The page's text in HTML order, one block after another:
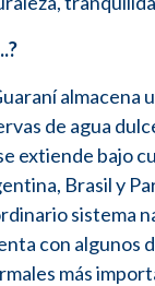
almacena
de agua
extiende bajo
Brasil y
sistema
con algunos
más